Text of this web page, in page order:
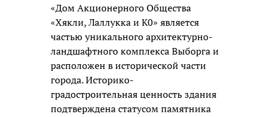
«Дом Акционерного Общества
«Хякли, Лаллукка и К0» является
частью уникального архитектурно-
ландшафтного комплекса Выборга и
расположен в исторической части
города. Историко-
градостроительная ценность здания
подтверждена статусом памятника